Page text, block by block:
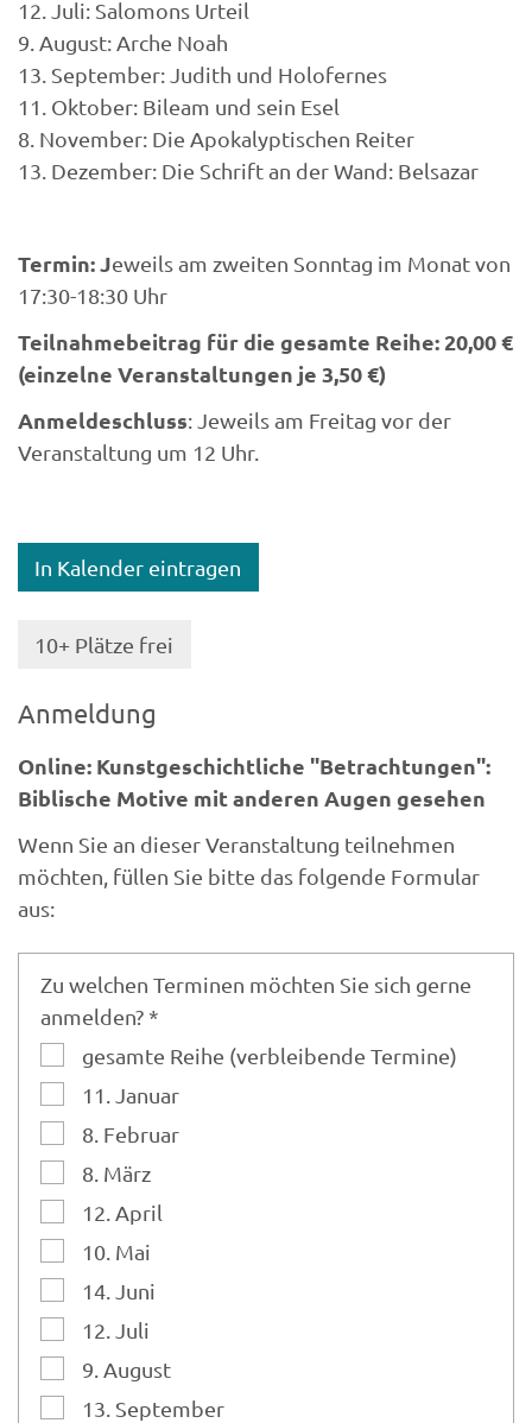
12. Juli: Salomons Urteil
9. August: Arche Noah
13. September: Judith und Holofernes
11. Oktober: Bileam und sein Esel
8. November: Die Apokalyptischen Reiter
13. Dezember: Die Schrift an der Wand: Belsazar
Termin: Jeweils am zweiten Sonntag im Monat von
17:30-18:30 Uhr
Teilnahmebeitrag für die gesamte Reihe: 20,00 €
(einzelne Veranstaltungen je 3,50 €)
Anmeldeschluss: Jeweils am Freitag vor der
Veranstaltung um 12 Uhr.
In Kalender eintragen
10+ Plätze frei
Anmeldung
Online: Kunstgeschichtliche "Betrachtungen":
Biblische Motive mit anderen Augen gesehen
Wenn Sie an dieser Veranstaltung teilnehmen
möchten, füllen Sie bitte das folgende Formular
aus:
Zu welchen Terminen möchten Sie sich gerne
anmelden? *
gesamte Reihe (verbleibende Termine)
11. Januar
8. Februar
8. März
12. April
10. Mai
14. Juni
12. Juli
9. August
13. September